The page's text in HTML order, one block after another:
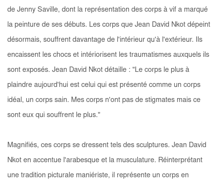
de Jenny Saville, dont la représentation des corps à vif a marqué
la peinture de ses débuts. Les corps que Jean David Nkot dépeint
désormais, souffrent davantage de l'intérieur qu'à l'extérieur. Ils
encaissent les chocs et intériorisent les traumatismes auxquels ils
sont exposés. Jean David Nkot détaille : "Le corps le plus à
plaindre aujourd'hui est celui qui est présenté comme un corps
idéal, un corps sain. Mes corps n'ont pas de stigmates mais ce
sont eux qui souffrent le plus."
Magnifiés, ces corps se dressent tels des sculptures. Jean David
Nkot en accentue l'arabesque et la musculature. Réinterprétant
une tradition picturale maniériste, il représente un corps en